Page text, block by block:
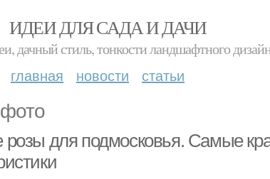
ИДЕИ ДЛЯ САДА И ДАЧИ
дачный стиль, тонкости ландшафтного
главная новости статьи
фото
розы для подмосковья. Самые